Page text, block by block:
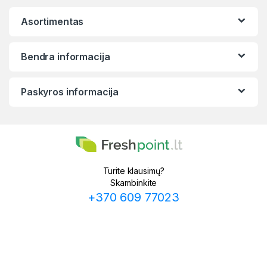
Asortimentas
Bendra informacija
Paskyros informacija
Turite klausimų?
Skambinkite
+370 609 77023